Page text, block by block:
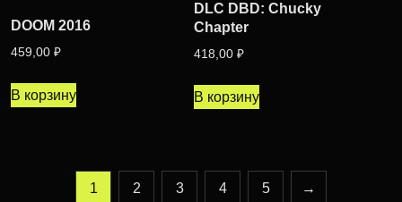
DOOM 2016
459,00 ₽
В корзину
DLC DBD: Chucky
Chapter
418,00 ₽
В корзину
1 2 3 4 5 →